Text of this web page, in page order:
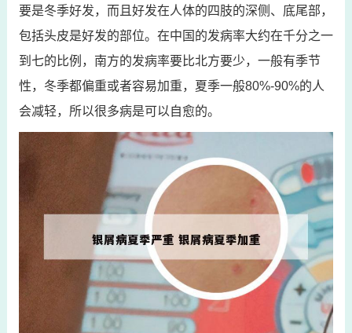
要是冬季好发，而且好发在人体的四肢的深侧、底尾部，
包括头皮是好发的部位。在中国的发病率大约在千分之一
到七的比例，南方的发病率要比北方要少，一般有季节
性，冬季都偏重或者容易加重，夏季一般80%-90%的人
会减轻，所以很多病是可以自愈的。